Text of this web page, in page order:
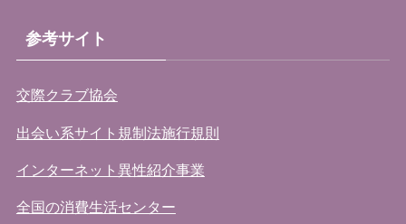
参考サイト
交際クラブ協会
出会い系サイト規制法施行規則
インターネット異性紹介事業
全国の消費生活センター